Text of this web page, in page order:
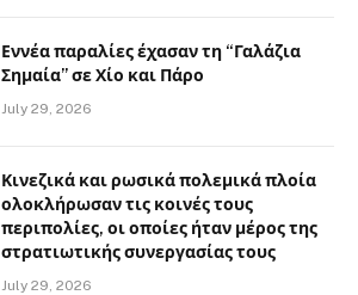
Εννέα παραλίες έχασαν τη “Γαλάζια
Σημαία” σε Χίο και Πάρο
July 29, 2026
Κινεζικά και ρωσικά πολεμικά πλοία
ολοκλήρωσαν τις κοινές τους
περιπολίες, οι οποίες ήταν μέρος της
στρατιωτικής συνεργασίας τους
July 29, 2026